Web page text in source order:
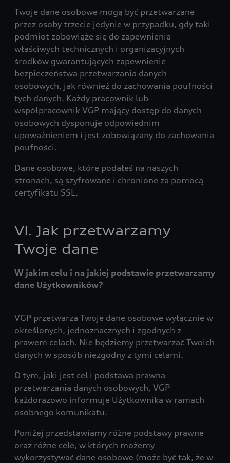
Twoje dane osobowe mogą być przetwarzane
przez osoby trzecie jedynie w przypadku, gdy taki
podmiot zobowiąże się do zapewnienia
właściwych technicznych i organizacyjnych
środków gwarantujących zapewnienie
bezpieczeństwa przetwarzania danych
osobowych, jak również do zachowania poufności
tych danych. Każdy pracownik lub
współpracownik VGP mający dostęp do danych
osobowych dysponuje odpowiednim
upoważnieniem i jest zobowiązany do zachowania
poufności.
Dane osobowe, które podałeś na naszych
stronach, są szyfrowane i chronione za pomocą
certyfikatu SSL.
VI. Jak przetwarzamy
Twoje dane
W jakim celu i na jakiej podstawie przetwarzamy
dane Użytkowników?
VGP przetwarza Twoje dane osobowe wyłącznie w
określonych, jednoznacznych i zgodnych z
prawem celach. Nie będziemy przetwarzać Twoich
danych w sposób niezgodny z tymi celami.
O tym, jaki jest cel i podstawa prawna
przetwarzania danych osobowych, VGP
każdorazowo informuje Użytkownika w ramach
osobnego komunikatu.
Poniżej przedstawiamy różne podstawy prawne
oraz różne cele, w których możemy
wykorzystywać dane osobowe (może być tak, że w